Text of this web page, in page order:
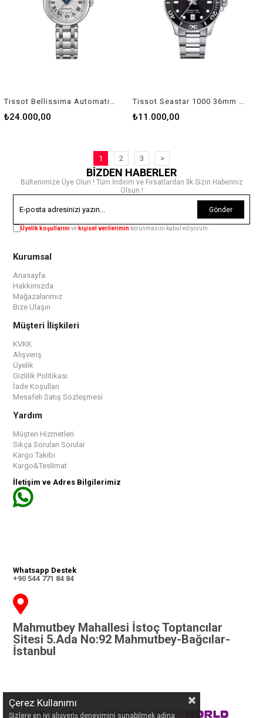
Tissot Bellissima Automatic T1262071101300 Kadın Kol Saati T126.207.11.013.00
₺24.000,00
Tissot Seastar 1000 36mm T1202101105100 Kol Saati T120.210.11.051.00
₺11.000,00
1 2 3 >
BİZDEN HABERLER
Bültenimize Üye Olun ! Tüm İndirim ve Fırsatlardan İlk Sizin Haberiniz
Olsun !
Gönder
Üyelik koşullarınıve kişisel verilerimin korunmasını kabul ediyorum.
Kurumsal
Anasayfa
Hakkımızda
Mağazalarımız
Bize Ulaşın
Müşteri İlişkileri
KVKK
Alışveriş
Üyelik
Gizlilik Politikası
İade Koşulları
Mesafeli Satış Sözleşmesi
Yardım
Müşteri Hizmetleri
Sıkça Sorulan Sorular
Kargo Takibi
Kargo&Teslimat
İletişim ve Adres Bilgilerimiz
Whatsapp Destek
+90 544 771 84 84
Mahmutbey Mahallesi İstoç Toptancılar
Sitesi 5.Ada No:92 Mahmutbey-Bağcılar-
İstanbul
Çerez Kullanımı
Sizlere en iyi alışveriş deneyimini sunabilmek adına